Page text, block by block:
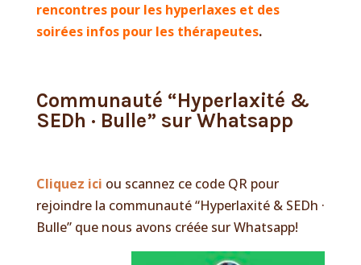
rencontres pour les hyperlaxes et des
soirées infos pour les thérapeutes.
Communauté “Hyperlaxité &
SEDh · Bulle” sur Whatsapp
Cliquez ici ou scannez ce code QR pour
rejoindre la communauté “Hyperlaxité & SEDh ·
Bulle” que nous avons créée sur Whatsapp!